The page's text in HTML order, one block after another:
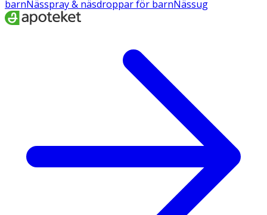
barnNässpray & näsdroppar för barnNässug